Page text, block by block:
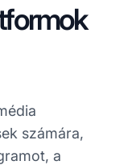
számára,
a